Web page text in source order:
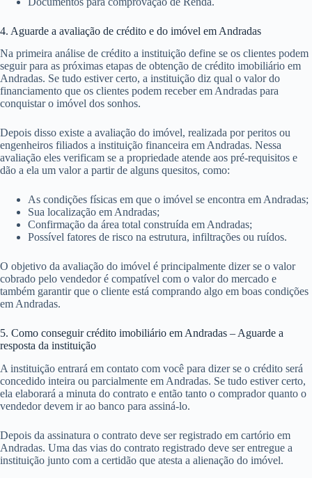
4. Aguarde a avaliação de crédito e do imóvel em Andradas
Na primeira análise de crédito a instituição define se os clientes podem
seguir para as próximas etapas de obtenção de crédito imobiliário em
Andradas. Se tudo estiver certo, a instituição diz qual o valor do
financiamento que os clientes podem receber em Andradas para
conquistar o imóvel dos sonhos.
Depois disso existe a avaliação do imóvel, realizada por peritos ou
engenheiros filiados a instituição financeira em Andradas. Nessa
avaliação eles verificam se a propriedade atende aos pré-requisitos e
dão a ela um valor a partir de alguns quesitos, como:
As condições físicas em que o imóvel se encontra em Andradas;
Sua localização em Andradas;
Confirmação da área total construída em Andradas;
Possível fatores de risco na estrutura, infiltrações ou ruídos.
O objetivo da avaliação do imóvel é principalmente dizer se o valor
cobrado pelo vendedor é compatível com o valor do mercado e
também garantir que o cliente está comprando algo em boas condições
em Andradas.
5. Como conseguir crédito imobiliário em Andradas – Aguarde a
resposta da instituição
A instituição entrará em contato com você para dizer se o crédito será
concedido inteira ou parcialmente em Andradas. Se tudo estiver certo,
ela elaborará a minuta do contrato e então tanto o comprador quanto o
vendedor devem ir ao banco para assiná-lo.
Depois da assinatura o contrato deve ser registrado em cartório em
Andradas. Uma das vias do contrato registrado deve ser entregue a
instituição junto com a certidão que atesta a alienação do imóvel.